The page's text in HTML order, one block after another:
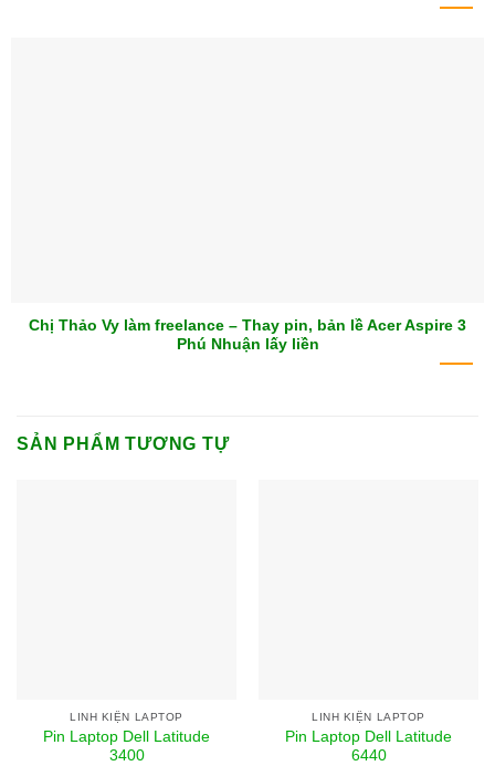
Chị Thảo Vy làm freelance – Thay pin, bản lề Acer Aspire 3
Phú Nhuận lấy liền
SẢN PHẨM TƯƠNG TỰ
LINH KIỆN LAPTOP
Pin Laptop Dell Latitude
3400
LINH KIỆN LAPTOP
Pin Laptop Dell Latitude
6440